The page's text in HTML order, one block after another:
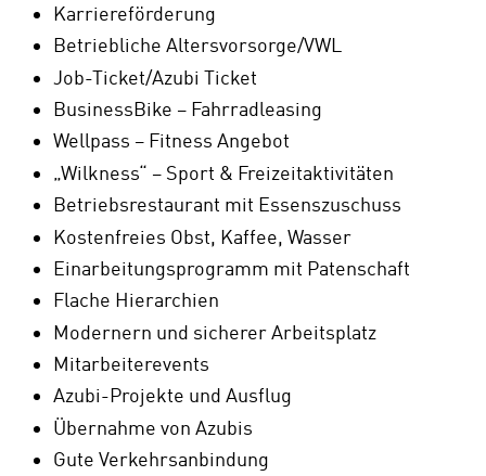
Karriereförderung
Betriebliche Altersvorsorge/VWL
Job-Ticket/Azubi Ticket
BusinessBike – Fahrradleasing
Wellpass – Fitness Angebot
„Wilkness“ – Sport & Freizeitaktivitäten
Betriebsrestaurant mit Essenszuschuss
Kostenfreies Obst, Kaffee, Wasser
Einarbeitungsprogramm mit Patenschaft
Flache Hierarchien
Modernern und sicherer Arbeitsplatz
Mitarbeiterevents
Azubi-Projekte und Ausflug
Übernahme von Azubis
Gute Verkehrsanbindung